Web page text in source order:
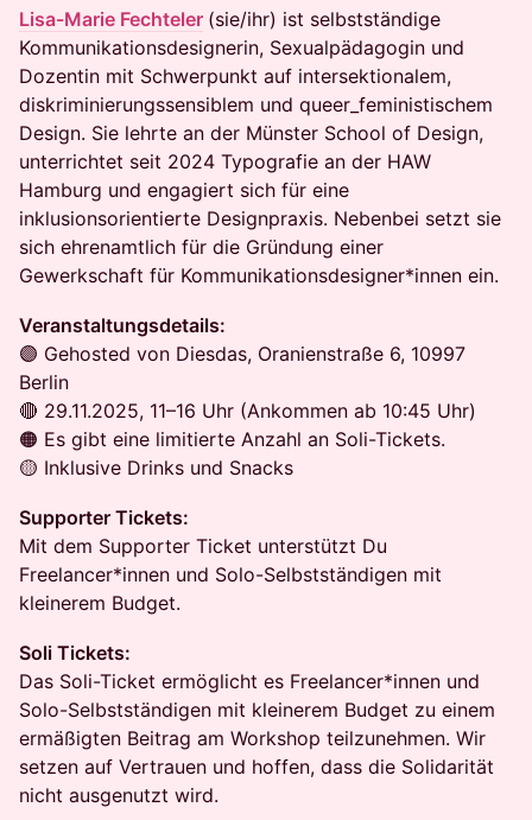
Lisa-Marie Fechteler (sie/ihr) ist selbstständige
Kommunikationsdesignerin, Sexualpädagogin und
Dozentin mit Schwerpunkt auf intersektionalem,
diskriminierungssensiblem und queer_feministischem
Design. Sie lehrte an der Münster School of Design,
unterrichtet seit 2024 Typografie an der HAW
Hamburg und engagiert sich für eine
inklusionsorientierte Designpraxis. Nebenbei setzt sie
sich ehrenamtlich für die Gründung einer
Gewerkschaft für Kommunikationsdesigner*innen ein.
Veranstaltungsdetails:
🟣 Gehosted von Diesdas, Oranienstraße 6, 10997
Berlin
🔴 29.11.2025, 11–16 Uhr (Ankommen ab 10:45 Uhr)
🟠 Es gibt eine limitierte Anzahl an Soli-Tickets.
🟡 Inklusive Drinks und Snacks
Supporter Tickets:
Mit dem Supporter Ticket unterstützt Du
Freelancer*innen und Solo-Selbstständigen mit
kleinerem Budget.
Soli Tickets:
Das Soli-Ticket ermöglicht es Freelancer*innen und
Solo-Selbstständigen mit kleinerem Budget zu einem
ermäßigten Beitrag am Workshop teilzunehmen. Wir
setzen auf Vertrauen und hoffen, dass die Solidarität
nicht ausgenutzt wird.